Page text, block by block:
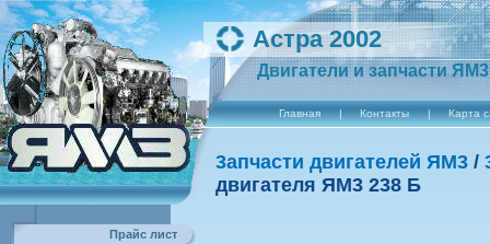
Астра 2002
Двигатели и запчасти ЯМ3
Главная | Контакты | Карта
Прайс лист
3апчасти двигателей ЯМ3 /
двигателя ЯM3 238 Б